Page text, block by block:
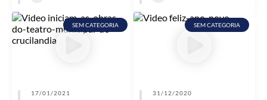
SEM CATEGORIA
17/01/2021
SEM CATEGORIA
31/12/2020